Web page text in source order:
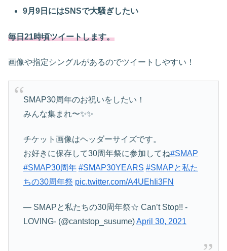
9月9日にはSNSで大騒ぎしたい
毎日21時頃ツイートします。
画像や指定シングルがあるのでツイートしやすい！
SMAP30周年のお祝いをしたい！
みんな集まれ〜✨✨
チケット画像はヘッダーサイズです。
お好きに保存して30周年祭に参加してね#SMAP
#SMAP30周年 #SMAP30YEARS #SMAPと私た
ちの30周年祭 pic.twitter.com/A4UEhIi3FN
— SMAPと私たちの30周年祭☆ Can’t Stop!! -
LOVING- (@cantstop_susume)April 30, 2021